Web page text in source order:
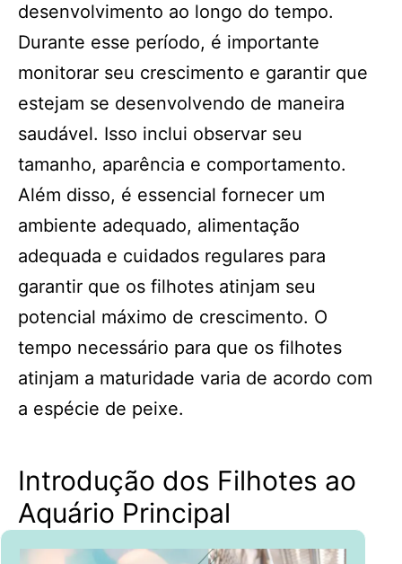
desenvolvimento ao longo do tempo.
Durante esse período, é importante
monitorar seu crescimento e garantir que
estejam se desenvolvendo de maneira
saudável. Isso inclui observar seu
tamanho, aparência e comportamento.
Além disso, é essencial fornecer um
ambiente adequado, alimentação
adequada e cuidados regulares para
garantir que os filhotes atinjam seu
potencial máximo de crescimento. O
tempo necessário para que os filhotes
atinjam a maturidade varia de acordo com
a espécie de peixe.
Introdução dos Filhotes ao
Aquário Principal